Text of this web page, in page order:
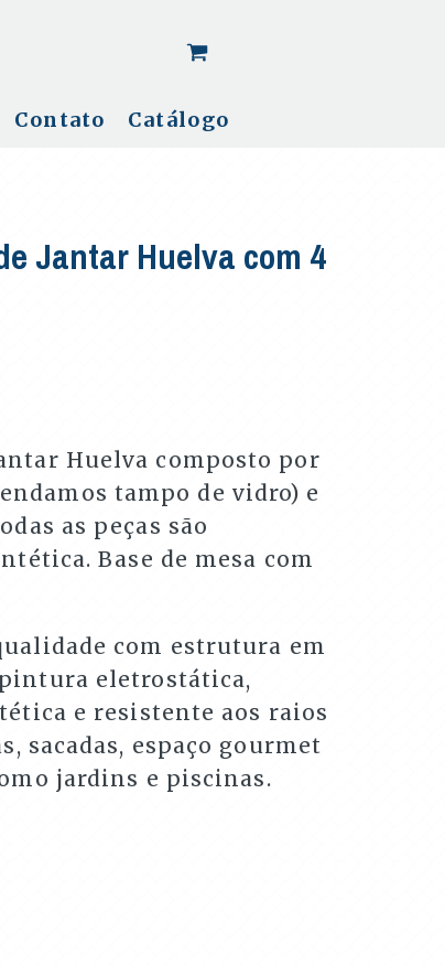
Contato Catálogo
Jantar Huelva com 4
Huelva composto por
tampo de vidro) e
as peças são
Base de mesa com
com estrutura em
eletrostática,
e resistente aos raios
sacadas, espaço gourmet
jardins e piscinas.